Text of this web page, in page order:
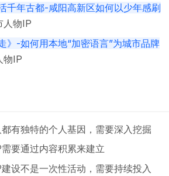
千年古都-咸阳高新区如何以少年感刷
物IP
》-如何用本地“加密语言”为城市品牌
IP
有独特的个人基因，需要深入挖掘
要通过内容积累来建立
设不是一次性活动，需要持续投入